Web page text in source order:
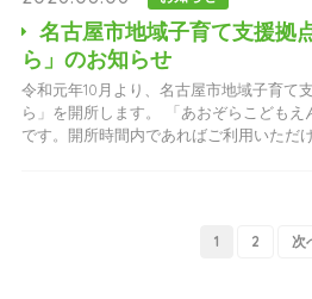
名古屋市地域子育て支援拠
ら」のお知らせ
令和元年10月より、名古屋市地域子育て
ら」を開所します。 「あおぞらこども
です。開所時間内であればご利用いただけ
1 2 次